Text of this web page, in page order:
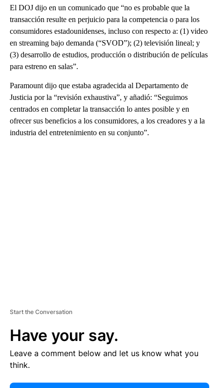
El DOJ dijo en un comunicado que “no es probable que la
transacción resulte en perjuicio para la competencia o para los
consumidores estadounidenses, incluso con respecto a: (1) video
en streaming bajo demanda (“SVOD”); (2) televisión lineal; y
(3) desarrollo de estudios, producción o distribución de películas
para estreno en salas”.
Paramount dijo que estaba agradecida al Departamento de
Justicia por la “revisión exhaustiva”, y añadió: “Seguimos
centrados en completar la transacción lo antes posible y en
ofrecer sus beneficios a los consumidores, a los creadores y a la
industria del entretenimiento en su conjunto”.
Start the Conversation
Have your say.
Leave a comment below and let us know what you
think.